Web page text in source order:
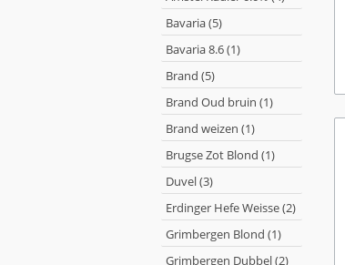
Bavaria (5)
Bavaria 8.6 (1)
Brand (5)
Brand Oud bruin (1)
Brand weizen (1)
Brugse Zot Blond (1)
Duvel (3)
Erdinger Hefe Weisse (2)
Grimbergen Blond (1)
Grimbergen Dubbel (2)